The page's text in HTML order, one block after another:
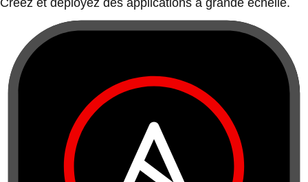
Créez et déployez des applications à grande échelle.